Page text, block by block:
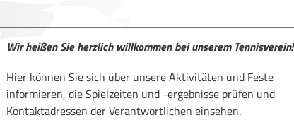
Wir heißen Sie herzlich willkommen bei unserem Tennisverein!
Hier können Sie sich über unsere Aktivitäten und Feste
informieren, die Spielzeiten und -ergebnisse prüfen und
Kontaktadressen derVerantwortlichen einsehen.